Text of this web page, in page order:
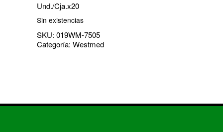
Und./Cja.x20
Sin existencias
SKU: 019WM-7505
Categoría: Westmed